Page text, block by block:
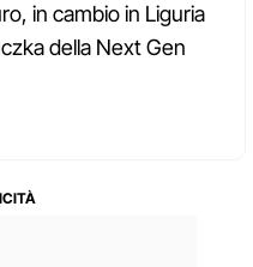
in cambio in Liguria
della Next Gen